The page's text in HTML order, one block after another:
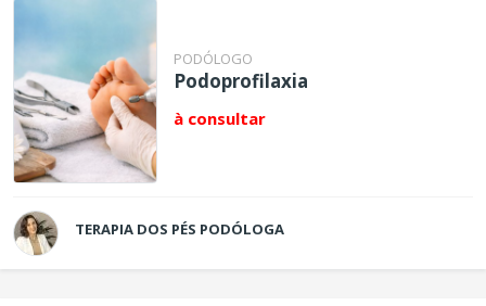
PODÓLOGO
Podoprofilaxia
à consultar
TERAPIA DOS PÉS PODÓLOGA